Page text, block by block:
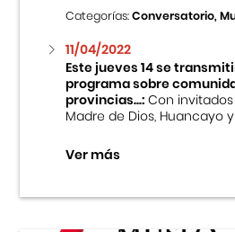
Categorías:Conversatorio,
11/04/2022
Este jueves 14 se
programa sobre
provincias...:Con invitados
Madre de Dios, Huancayo
Ver más